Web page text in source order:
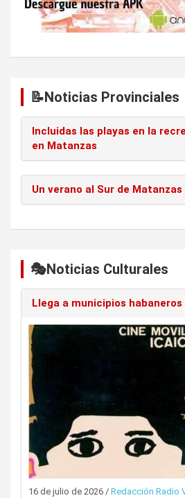
📝Noticias Provinciales
Incluidas las playas en la
en Matanzas
Un verano al Sur de Matanzas
🎭Noticias Culturales
Llega a municipios
16 de julio de 2026 / Redacción Radio